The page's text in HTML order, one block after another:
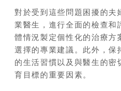
對於受到這些問題困擾的夫
業醫生，進行全面的檢查和
體情況製定個性化的治療方
選擇的專業建議。此外，保
的生活習慣以及與醫生的密
育目標的重要因素。